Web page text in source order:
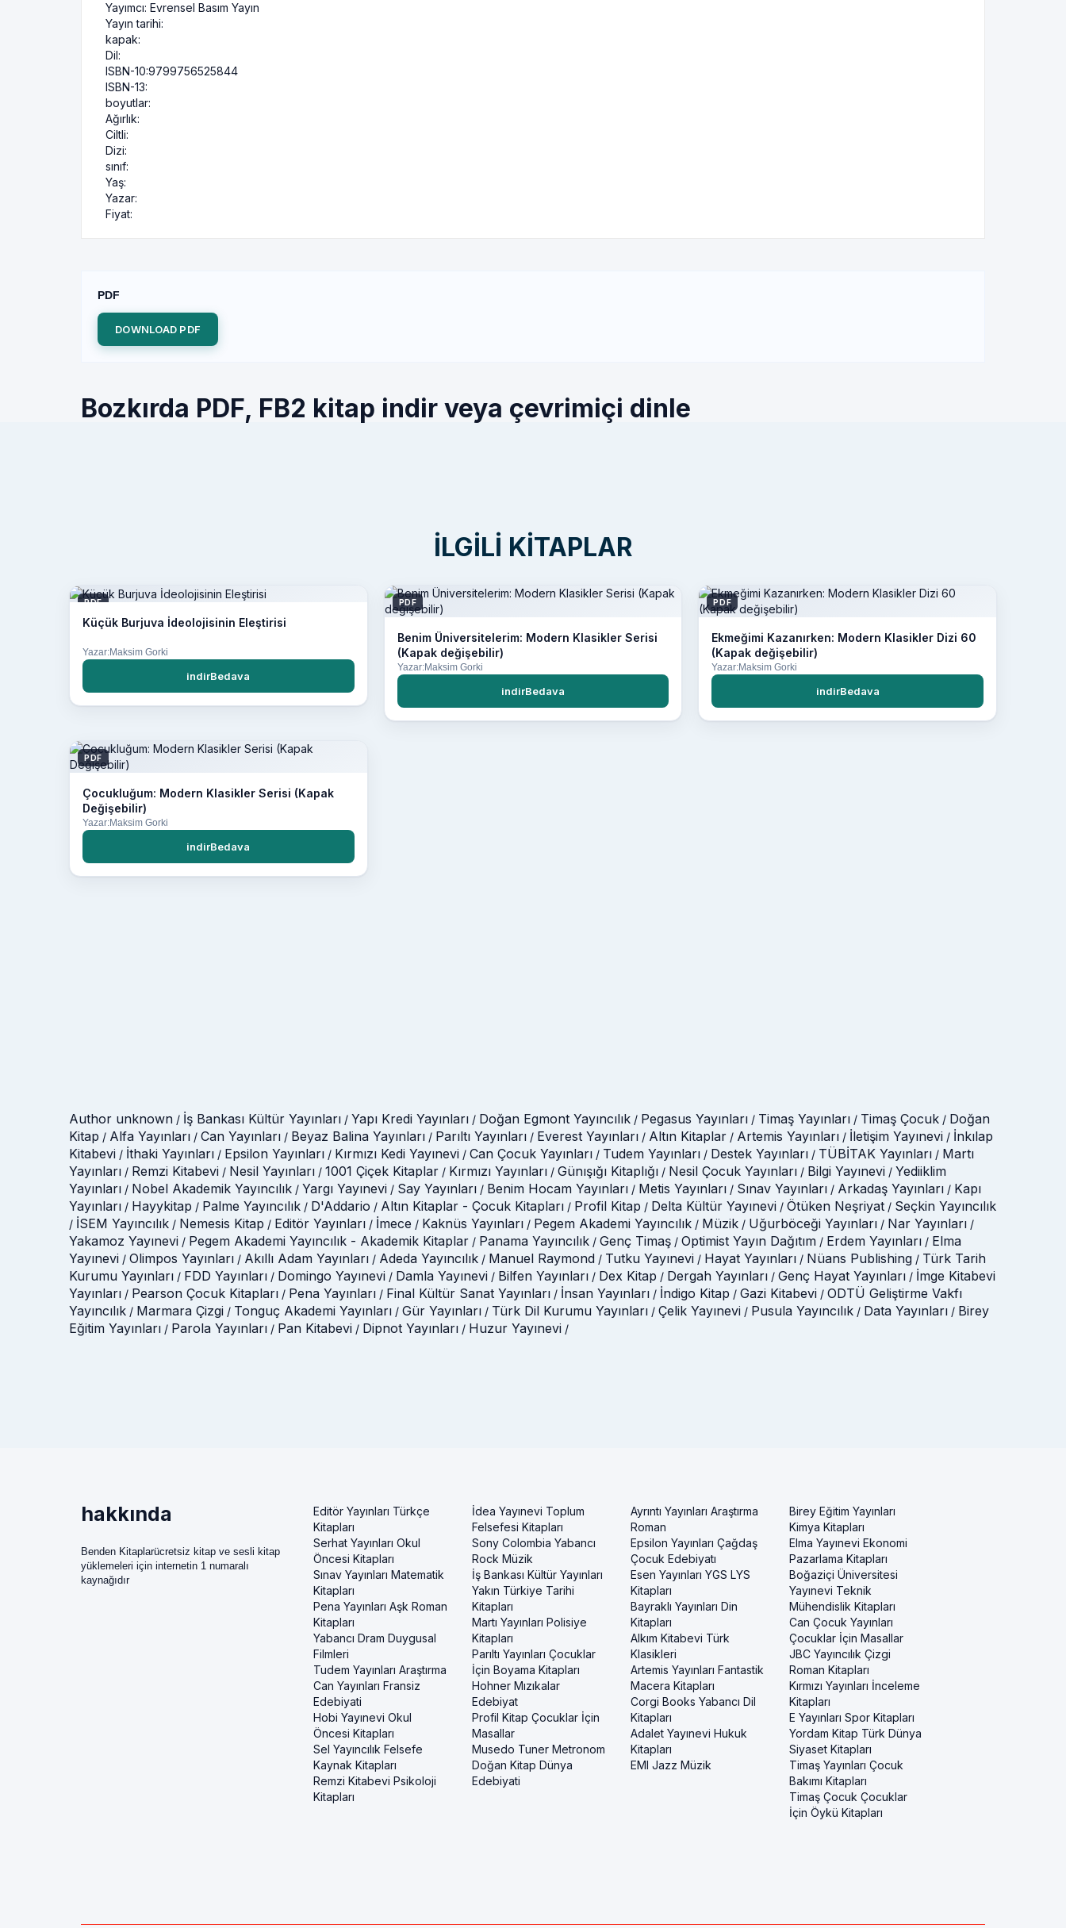
Yayımcı: Evrensel Basım Yayın
Yayın tarihi:
kapak:
Dil:
ISBN-10:9799756525844
ISBN-13:
boyutlar:
Ağırlık:
Ciltli:
Dizi:
sınıf:
Yaş:
Yazar:
Fiyat:
PDF
DOWNLOAD PDF
Bozkırda PDF, FB2 kitap indir veya çevrimiçi dinle
İLGILI KITAPLAR
PDF
Küçük Burjuva İdeolojisinin Eleştirisi
Yazar:Maksim Gorki
indirBedava
PDF
Benim Üniversitelerim: Modern Klasikler Serisi
(Kapak değişebilir)
Yazar:Maksim Gorki
indirBedava
PDF
Ekmeğimi Kazanırken: Modern Klasikler Dizi 60
(Kapak değişebilir)
Yazar:Maksim Gorki
indirBedava
PDF
Çocukluğum: Modern Klasikler Serisi (Kapak
Değişebilir)
Yazar:Maksim Gorki
indirBedava
Author unknown / İş Bankası Kültür Yayınları / Yapı Kredi Yayınları / Doğan Egmont Yayıncılık / Pegasus Yayınları / Timaş Yayınları / Timaş Çocuk / Doğan
Kitap / Alfa Yayınları / Can Yayınları / Beyaz Balina Yayınları / Parıltı Yayınları / Everest Yayınları / Altın Kitaplar / Artemis Yayınları / İletişim Yayınevi / İnkılap
Kitabevi / İthaki Yayınları / Epsilon Yayınları / Kırmızı Kedi Yayınevi / Can Çocuk Yayınları / Tudem Yayınları / Destek Yayınları / TÜBİTAK Yayınları / Martı
Yayınları / Remzi Kitabevi / Nesil Yayınları / 1001 Çiçek Kitaplar / Kırmızı Yayınları / Günışığı Kitaplığı / Nesil Çocuk Yayınları / Bilgi Yayınevi / Yediiklim
Yayınları / Nobel Akademik Yayıncılık / Yargı Yayınevi / Say Yayınları / Benim Hocam Yayınları / Metis Yayınları / Sınav Yayınları / Arkadaş Yayınları / Kapı
Yayınları / Hayykitap / Palme Yayıncılık / D'Addario / Altın Kitaplar - Çocuk Kitapları / Profil Kitap / Delta Kültür Yayınevi / Ötüken Neşriyat / Seçkin Yayıncılık
/ İSEM Yayıncılık / Nemesis Kitap / Editör Yayınları / İmece / Kaknüs Yayınları / Pegem Akademi Yayıncılık / Müzik / Uğurböceği Yayınları / Nar Yayınları /
Yakamoz Yayınevi / Pegem Akademi Yayıncılık - Akademik Kitaplar / Panama Yayıncılık / Genç Timaş / Optimist Yayın Dağıtım / Erdem Yayınları / Elma
Yayınevi / Olimpos Yayınları / Akıllı Adam Yayınları / Adeda Yayıncılık / Manuel Raymond / Tutku Yayınevi / Hayat Yayınları / Nüans Publishing / Türk Tarih
Kurumu Yayınları / FDD Yayınları / Domingo Yayınevi / Damla Yayınevi / Bilfen Yayınları / Dex Kitap / Dergah Yayınları / Genç Hayat Yayınları / İmge Kitabevi
Yayınları / Pearson Çocuk Kitapları / Pena Yayınları / Final Kültür Sanat Yayınları / İnsan Yayınları / İndigo Kitap / Gazi Kitabevi / ODTÜ Geliştirme Vakfı
Yayıncılık / Marmara Çizgi / Tonguç Akademi Yayınları / Gür Yayınları / Türk Dil Kurumu Yayınları / Çelik Yayınevi / Pusula Yayıncılık / Data Yayınları / Birey
Eğitim Yayınları / Parola Yayınları / Pan Kitabevi / Dipnot Yayınları / Huzur Yayınevi /
hakkında
Benden Kitaplarücretsiz kitap ve sesli kitap
yüklemeleri için internetin 1 numaralı
kaynağıdır
Editör Yayınları Türkçe
Kitapları
Serhat Yayınları Okul
Öncesi Kitapları
Sınav Yayınları Matematik
Kitapları
Pena Yayınları Aşk Roman
Kitapları
Yabancı Dram Duygusal
Filmleri
Tudem Yayınları Araştırma
Can Yayınları Fransiz
Edebiyati
Hobi Yayınevi Okul
Öncesi Kitapları
Sel Yayıncılık Felsefe
Kaynak Kitapları
Remzi Kitabevi Psikoloji
Kitapları
İdea Yayınevi Toplum
Felsefesi Kitapları
Sony Colombia Yabancı
Rock Müzik
İş Bankası Kültür Yayınları
Yakın Türkiye Tarihi
Kitapları
Martı Yayınları Polisiye
Kitapları
Parıltı Yayınları Çocuklar
İçin Boyama Kitapları
Hohner Mızıkalar
Edebiyat
Profil Kitap Çocuklar İçin
Masallar
Musedo Tuner Metronom
Doğan Kitap Dünya
Edebiyati
Ayrıntı Yayınları Araştırma
Roman
Epsilon Yayınları Çağdaş
Çocuk Edebiyatı
Esen Yayınları YGS LYS
Kitapları
Bayraklı Yayınları Din
Kitapları
Alkım Kitabevi Türk
Klasikleri
Artemis Yayınları Fantastik
Macera Kitapları
Corgi Books Yabancı Dil
Kitapları
Adalet Yayınevi Hukuk
Kitapları
EMI Jazz Müzik
Birey Eğitim Yayınları
Kimya Kitapları
Elma Yayınevi Ekonomi
Pazarlama Kitapları
Boğaziçi Üniversitesi
Yayınevi Teknik
Mühendislik Kitapları
Can Çocuk Yayınları
Çocuklar İçin Masallar
JBC Yayıncılık Çizgi
Roman Kitapları
Kırmızı Yayınları İnceleme
Kitapları
E Yayınları Spor Kitapları
Yordam Kitap Türk Dünya
Siyaset Kitapları
Timaş Yayınları Çocuk
Bakımı Kitapları
Timaş Çocuk Çocuklar
İçin Öykü Kitapları